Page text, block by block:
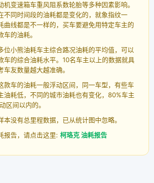
机变速箱车重风阻系数轮胎等多种因素影响。
不同时间段的油耗都是变化的，就象指纹一
曲线都是不一样的，买车要避免用特定车主的
的油耗。
位小熊油耗车主综合路况油耗的平均值，可以
车的综合油耗水平。10名车主以上的数据就具
友数量越大越准确。
款车的油耗一般浮动区间，同一车型，有些车
油耗低，不同的城市油耗也有变化，80%车主
区间以内的。
本没有总里程数据，已从统计图中忽略。
报告，请点击这里: 柯珞克 油耗报告